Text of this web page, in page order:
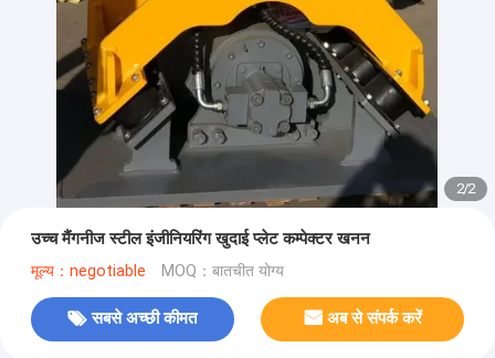
2/2
उच्च मैंगनीज स्टील इंजीनियरिंग खुदाई प्लेट कम्पेक्टर खनन
मूल्य：negotiable MOQ：बातचीत योग्य
सबसे अच्छी कीमत अब से संपर्क करें